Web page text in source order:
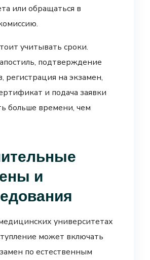
или обращаться в
учитывать сроки.
подтверждение
регистрация на экзамен,
и подача заявки
больше времени, чем
и
университетах
может включать
по естественным